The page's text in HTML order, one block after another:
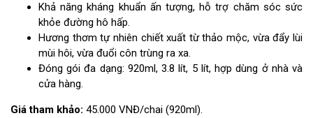
Khả năng kháng khuẩn ấn tượng, hỗ trợ chăm sóc sức
khỏe đường hô hấp.
Hương thơm tự nhiên chiết xuất từ thảo mộc, vừa đẩy lùi
mùi hôi, vừa đuổi côn trùng ra xa.
Đóng gói đa dạng: 920ml, 3.8 lít, 5 lít, hợp dùng ở nhà và
cửa hàng.
Giá tham khảo: 45.000 VNĐ/chai (920ml).